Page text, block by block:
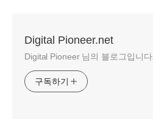
Digital Pioneer.net
Digital Pioneer 님의 블로그입니다.
구독하기